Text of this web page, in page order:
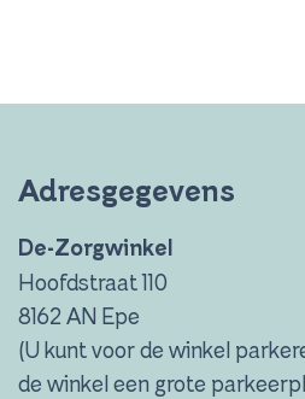
Adresgegevens
De-Zorgwinkel
Hoofdstraat 110
8162 AN Epe
(U kunt voor de winkel
de winkel een grote